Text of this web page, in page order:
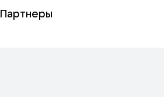
Партнеры